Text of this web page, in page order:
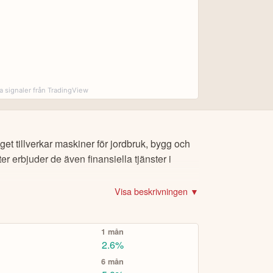
och adress.
PayPal.
Volvo-aktien eller Bitcoin), om du vill köpa
eToro Academy, nyheter, smidiga verktyg
signaler från TradingView
tillverkar maskiner för jordbruk, bygg och
erbjuder de även finansiella tjänster i
Visa beskrivningen ▼
1 mån
2.6%
6 mån